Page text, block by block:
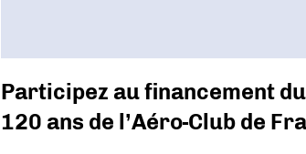
Participez au financement
120 ans de l’Aéro-Club de